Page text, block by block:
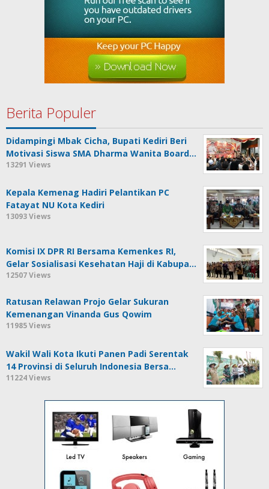
Berita Populer
Didampingi Mbak Cicha, Bupati Kediri Beri
Motivasi Siswa SMA Dharma Wanita Board…
13291 Views
Kepala Kemenag Hadiri Pelantikan PC
Fatayat NU Kota Kediri
13093 Views
Komisi IX DPR RI Bersama Kemenkes RI,
Gelar Sosialisasi Kesehatan Haji di Kabupa…
12507 Views
Ratusan Relawan Projo Gelar Sukuran
Kemenangan Vinanda Gus Qowim
11985 Views
Wakil Wali Kota Ikuti Panen Padi Serentak
14 Provinsi di Seluruh Indonesia Bersa…
11224 Views